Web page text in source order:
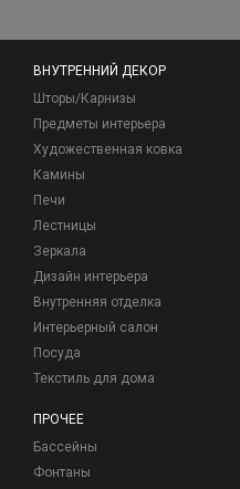
ВНУТРЕННИЙ ДЕКОР
Шторы/Карнизы
Предметы интерьера
Художественная ковка
Камины
Печи
Лестницы
Зеркала
Дизайн интерьера
Внутренняя отделка
Интерьерный салон
Посуда
Текстиль для дома
ПРОЧЕЕ
Бассейны
Фонтаны